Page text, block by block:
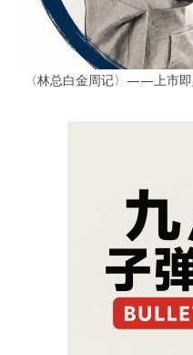
〈林总白金周记〉——上市